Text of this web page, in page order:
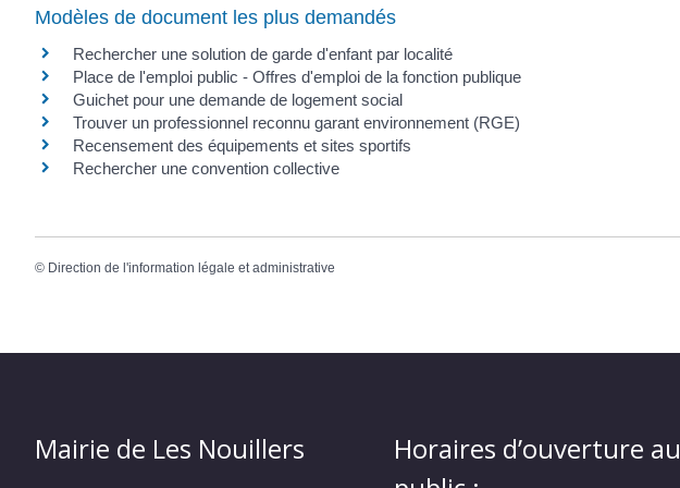
Modèles de document les plus demandés
Rechercher une solution de garde d'enfant par localité
Place de l'emploi public - Offres d'emploi de la fonction publique
Guichet pour une demande de logement social
Trouver un professionnel reconnu garant environnement (RGE)
Recensement des équipements et sites sportifs
Rechercher une convention collective
© Direction de l'information légale et administrative
Mairie de Les Nouillers
Horaires d’ouverture au